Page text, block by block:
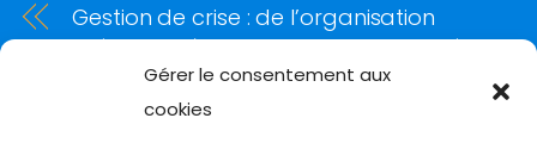
Gérer le consentement aux
cookies
Gestion de crise : de l’organisation
préventive à l’avertissement anticipé
Évènements recevant un large public : la
main courante numérique Jaguards au